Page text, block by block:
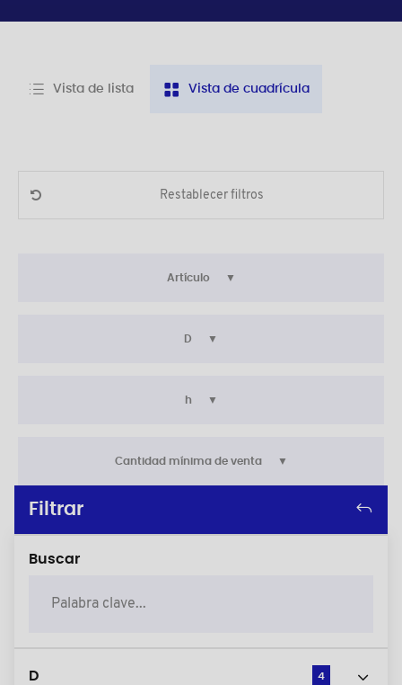
Vista de lista Vista de cuadrícula
Restablecer filtros
Artículo
D
h
Cantidad mínima de venta
Filtrar
Buscar
D 4